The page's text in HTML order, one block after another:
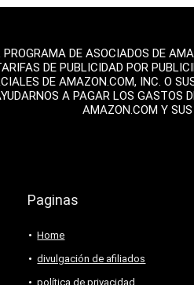
DE ASOCIADOS DE
DE PUBLICIDAD POR
DE AMAZON.COM, INC. O
A PAGAR LOS
AMAZON.COM Y SUS
Paginas
Home
divulgación de afiliados
política de privacidad